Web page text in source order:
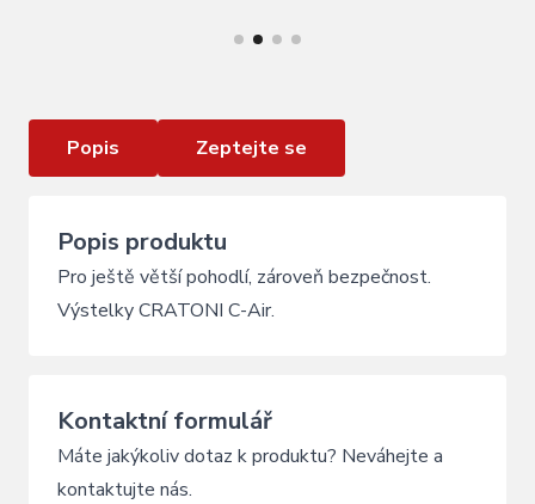
Popis Zeptejte se
Popis produktu
Pro ještě větší pohodlí, zároveň bezpečnost.
Výstelky CRATONI C-Air.
Kontaktní formulář
Máte jakýkoliv dotaz k produktu? Neváhejte a
kontaktujte nás.